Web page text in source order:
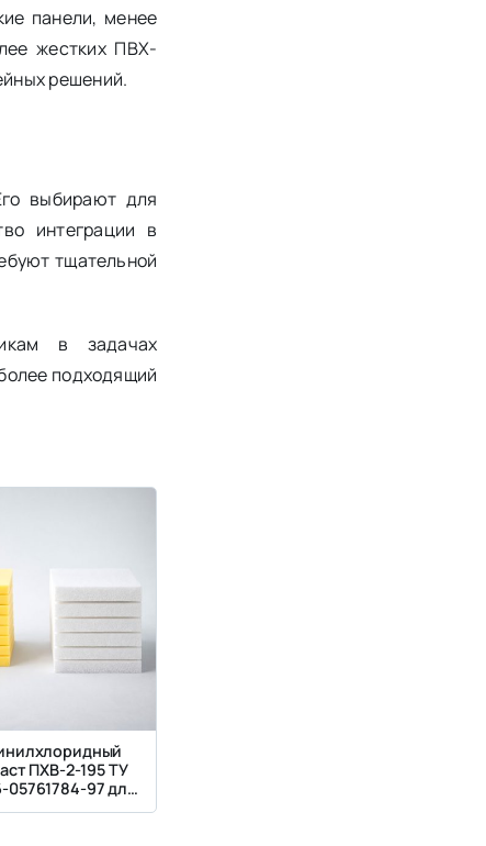
панели, менее
жестких ПВХ-
решений.
выбирают для
интеграции в
тщательной
в задачах
подходящий
ПХВ-2-195 ТУ
05761784-97 для